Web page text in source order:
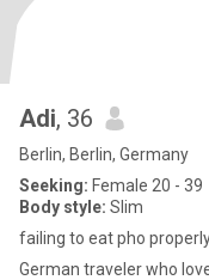
Adi, 36
Berlin, Berlin, Germany
Seeking: Female 20 - 39
Body style: Slim
failing to eat pho
German traveler who